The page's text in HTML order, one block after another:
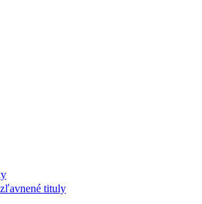
zľavnené tituly